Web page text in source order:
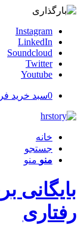
Instagram
LinkedIn
Soundcloud
Twitter
Youtube
0سبد خرید
خانه
جستجو
منو منو
بایگانی
رفتاری